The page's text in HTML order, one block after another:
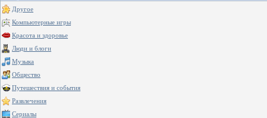
Другое
Компьютерные игры
Красота и здоровье
Люди и блоги
Музыка
Общество
Путешествия и события
Развлечения
Сериалы